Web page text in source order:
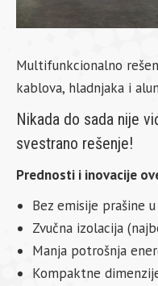
Multifunkcionalno
kablova, hladnjaka i
Nikada do sada nije
svestrano rešenje!
Prednosti i inovacije
Bez emisije prašine
Zvučna izolacija
Manja potrošnja
Kompaktne